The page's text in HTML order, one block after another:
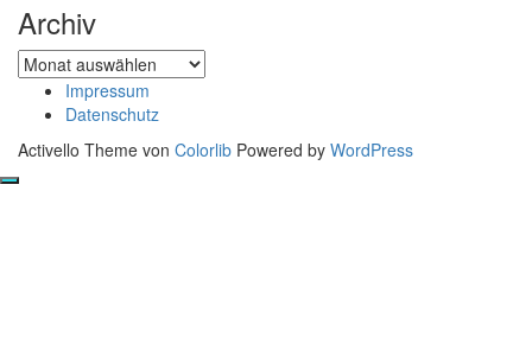
Archiv
Archiv
Impressum
Datenschutz
Activello Theme von Colorlib Powered by WordPress